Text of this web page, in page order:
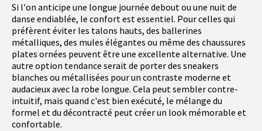
Si l'on anticipe une longue journée debout ou une nuit de
danse endiablée, le confort est essentiel. Pour celles qui
préfèrent éviter les talons hauts, des ballerines
métalliques, des mules élégantes ou même des chaussures
plates ornées peuvent être une excellente alternative. Une
autre option tendance serait de porter des sneakers
blanches ou métallisées pour un contraste moderne et
audacieux avec la robe longue. Cela peut sembler contre-
intuitif, mais quand c'est bien exécuté, le mélange du
formel et du décontracté peut créer un look mémorable et
confortable.